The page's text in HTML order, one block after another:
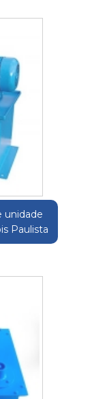
unidade
Paulista